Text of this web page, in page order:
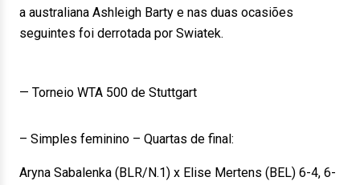
a australiana Ashleigh Barty e nas duas ocasiões
seguintes foi derrotada por Swiatek.
— Torneio WTA 500 de Stuttgart
– Simples feminino – Quartas de final:
Aryna Sabalenka (BLR/N.1) x Elise Mertens (BEL) 6-4, 6-